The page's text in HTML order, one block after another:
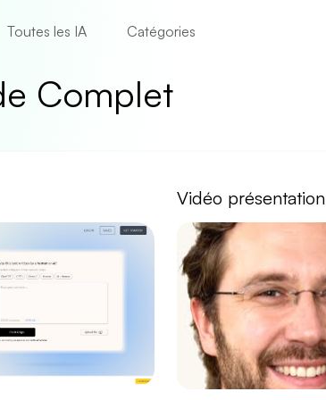
Toutes les IA Catégories
Complet
Vidéo présentation